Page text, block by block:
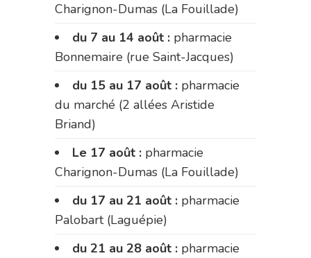
Charignon-Dumas (La Fouillade)
du 7 au 14 août : pharmacie
Bonnemaire (rue Saint-Jacques)
du 15 au 17 août : pharmacie
du marché (2 allées Aristide
Briand)
Le 17 août : pharmacie
Charignon-Dumas (La Fouillade)
du 17 au 21 août : pharmacie
Palobart (Laguépie)
du 21 au 28 août : pharmacie